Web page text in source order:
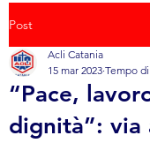
Post
“Pace,
dignità”: via
Acli Catania
15 mar 2023 Tempo